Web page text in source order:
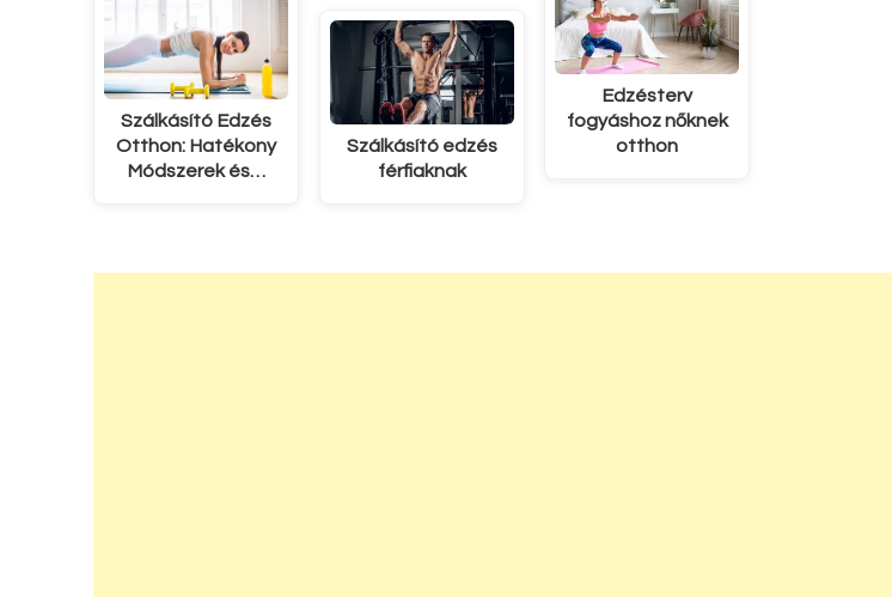
Szálkásító Edzés
Otthon: Hatékony
Módszerek és…
Szálkásító edzés
férfiaknak
Edzésterv
fogyáshoz nőknek
otthon